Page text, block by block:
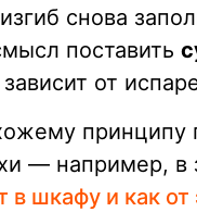
снова
поставить
от
принципу
— например, в
в шкафу и как от